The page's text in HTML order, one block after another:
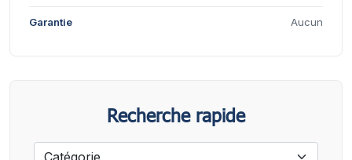
Garantie Aucun
Recherche rapide